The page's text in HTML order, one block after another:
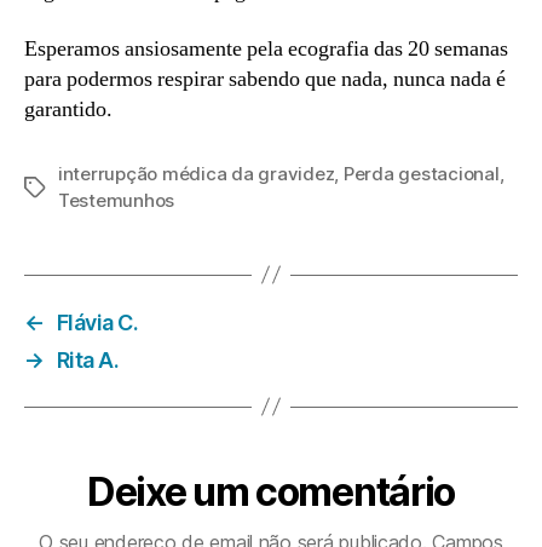
Esperamos ansiosamente pela ecografia das 20 semanas
para podermos respirar sabendo que nada, nunca nada é
garantido.
Etiquetas
interrupção médica da gravidez Perda gestacional
Testemunhos
←
Flávia C.
→
Rita A.
Deixe um comentário
O seu endereço de email não será publicado. Campos